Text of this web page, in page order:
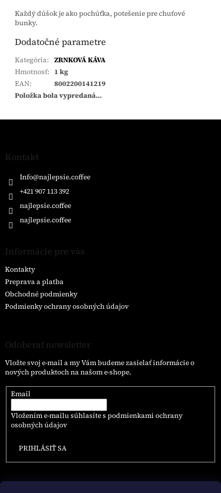
Každý dúšok je ako pochúťka, potešenie pre chuťové
bunky.
Dodatočné parametre
Kategória: ZRNKOVÁ KÁVA
Hmotnosť: 1 kg
EAN:
8002200141219
Položka bola vypredaná…
Z
Kontakt
Info@najlepsie.coffee
+421 907 113 392
najlepsie.coffee
najlepsie.coffee
Informácie pre vás
Kontakty
Preprava a platba
Obchodné podmienky
Podmienky ochrany osobných údajov
Odoberať newsletter
Vložte svoj e-mail a my Vám budeme zasielať informácie o
nových produktoch na našom e-shope.
Email
Vložením e-mailu súhlasíte s podmienkami ochrany
osobných údajov
PRIHLÁSIŤ SA